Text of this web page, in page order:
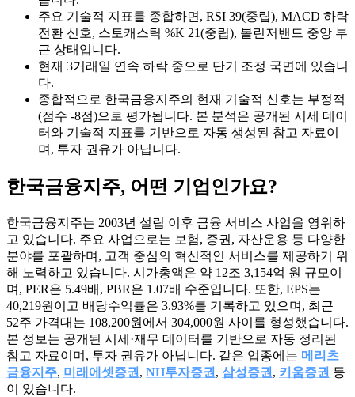
주요 기술적 지표를 종합하면, RSI 39(중립), MACD 하락
전환 신호, 스토캐스틱 %K 21(중립), 볼린저밴드 중앙 부
근 상태입니다.
현재 3거래일 연속 하락 중으로 단기 조정 국면에 있습니
다.
종합적으로 한국금융지주의 현재 기술적 신호는 부정적
(점수 -8점)으로 평가됩니다. 본 분석은 공개된 시세 데이
터와 기술적 지표를 기반으로 자동 생성된 참고 자료이
며, 투자 권유가 아닙니다.
한국금융지주, 어떤 기업인가요?
한국금융지주는 2003년 설립 이후 금융 서비스 사업을 영위하
고 있습니다. 주요 사업으로는 보험, 증권, 자산운용 등 다양한
분야를 포괄하며, 고객 중심의 혁신적인 서비스를 제공하기 위
해 노력하고 있습니다. 시가총액은 약 12조 3,154억 원 규모이
며, PER은 5.49배, PBR은 1.07배 수준입니다. 또한, EPS는
40,219원이고 배당수익률은 3.93%를 기록하고 있으며, 최근
52주 가격대는 108,200원에서 304,000원 사이를 형성했습니다.
본 정보는 공개된 시세·재무 데이터를 기반으로 자동 정리된
참고 자료이며, 투자 권유가 아닙니다. 같은 업종에는 메리츠
금융지주, 미래에셋증권 , NH투자증권 , 삼성증권 , 키움증권 등
이 있습니다.